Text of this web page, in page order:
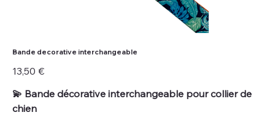
Bande decorative interchangeable
Prix
13,50 €
💫​ Bande décorative interchangeable pour collier de
chien